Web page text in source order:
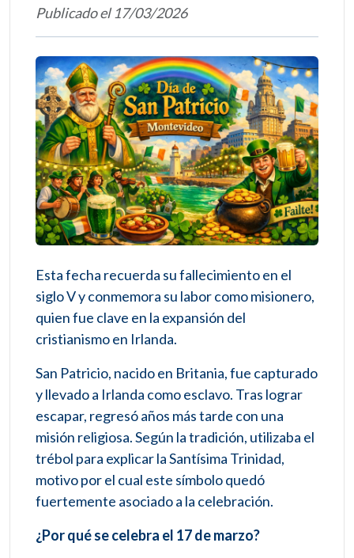
Publicado el 17/03/2026
Esta fecha recuerda su fallecimiento en el
siglo V y conmemora su labor como misionero,
quien fue clave en la expansión del
cristianismo en Irlanda.
San Patricio, nacido en Britania, fue capturado
y llevado a Irlanda como esclavo. Tras lograr
escapar, regresó años más tarde con una
misión religiosa. Según la tradición, utilizaba el
trébol para explicar la Santísima Trinidad,
motivo por el cual este símbolo quedó
fuertemente asociado a la celebración.
¿Por qué se celebra el 17 de marzo?